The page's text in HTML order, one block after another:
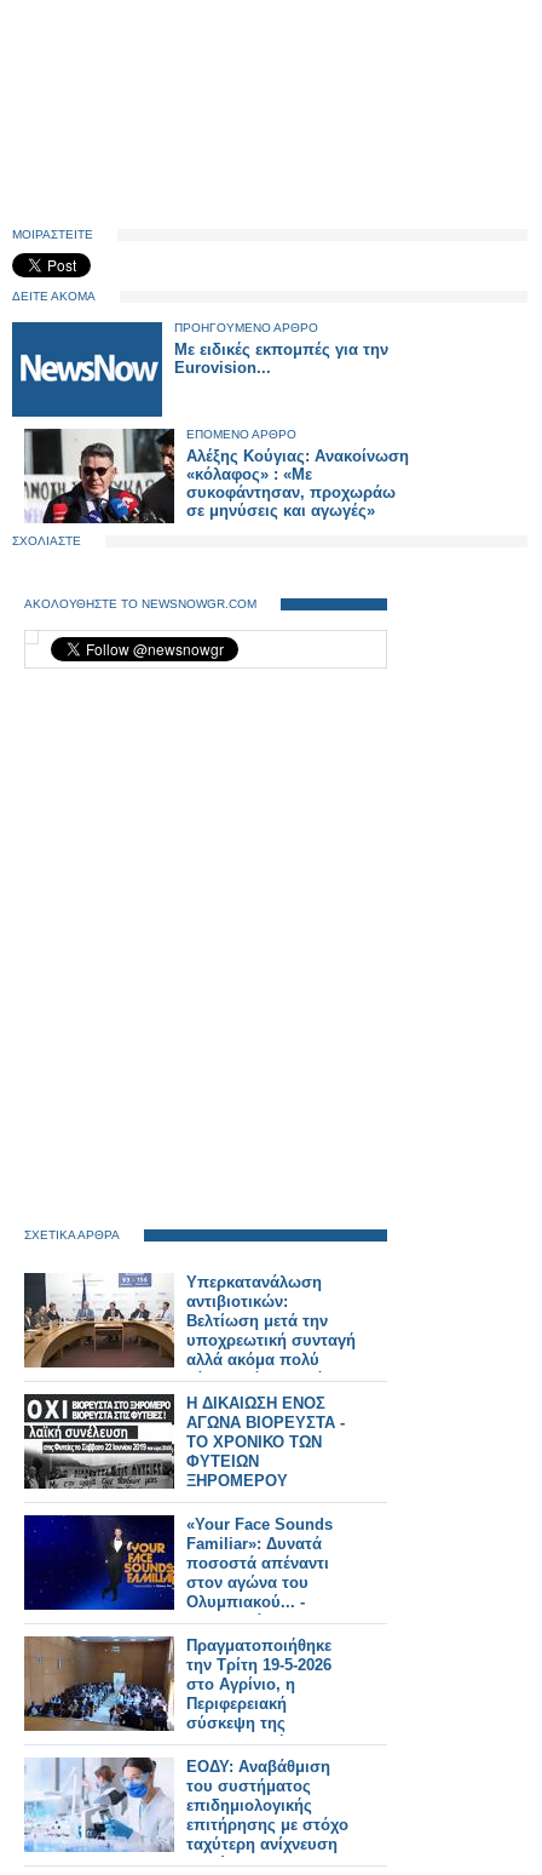
ΜΟΙΡΑΣΤΕΙΤΕ
ΔΕΙΤΕ ΑΚΟΜΑ
ΠΡΟΗΓΟΥΜΕΝΟ ΑΡΘΡΟ
Με ειδικές εκπομπές για την
Eurovision...
ΕΠΟΜΕΝΟ ΑΡΘΡΟ
Αλέξης Κούγιας: Ανακοίνωση
«κόλαφος» : «Με
συκοφάντησαν, προχωράω
σε μηνύσεις και αγωγές»
ΣΧΟΛΙΑΣΤΕ
ΑΚΟΛΟΥΘΗΣΤΕ ΤΟ NEWSNOWGR.COM
ΣΧΕΤΙΚΑ ΑΡΘΡΑ
Υπερκατανάλωση
αντιβιοτικών:
Βελτίωση μετά την
υποχρεωτική συνταγή
αλλά ακόμα πολύ
κάτω από τον στόχο!
Η ΔΙΚΑΙΩΣΗ ΕΝΟΣ
ΑΓΩΝΑ ΒΙΟΡΕΥΣΤΑ -
ΤΟ ΧΡΟΝΙΚΟ ΤΩΝ
ΦΥΤΕΙΩΝ
ΞΗΡΟΜΕΡΟΥ
«Your Face Sounds
Familiar»: Δυνατά
ποσοστά απέναντι
στον αγώνα του
Ολυμπιακού... -
Αναλυτικά τα 15'
Πραγματοποιήθηκε
την Τρίτη 19-5-2026
στο Αγρίνιο, η
Περιφερειακή
σύσκεψη της
Συντονιστικής
Επιτροπής Αγώνα
(Σ.Ε.Α) των
συνταξιουχικων
οργανώσεων στην
αίθουσα τού ΕΚΑ
ΕΟΔΥ: Αναβάθμιση
του συστήματος
επιδημιολογικής
επιτήρησης με στόχο
ταχύτερη ανίχνευση
κινδύνων